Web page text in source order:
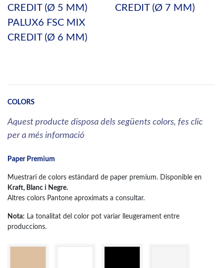
CREDIT (Ø 5 MM)
PALUX6 FSC MIX
CREDIT (Ø 6 MM)
CREDIT (Ø 7 MM)
COLORS
Aquest producte disposa dels següents colors, fes clic
per a més informació
Paper Premium
Muestrari de colors estàndard de paper premium. Disponible en
Kraft, Blanc i Negre.
Altres colors Pantone aproximats a consultar.
Nota: La tonalitat del color pot variar lleugerament entre
produccions.